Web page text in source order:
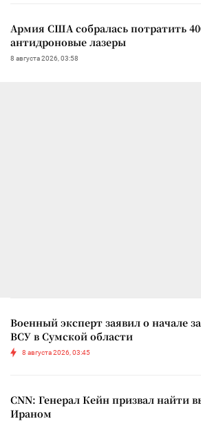
Армия США собралась потратить
антидроновые лазеры
8 августа 2026, 03:58
Военный эксперт заявил о начале
ВСУ в Сумской области
8 августа 2026, 03:45
CNN: Генерал Кейн призвал найти
Ираном